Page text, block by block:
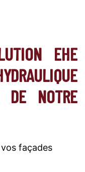
EHE
DE NOTRE
façades